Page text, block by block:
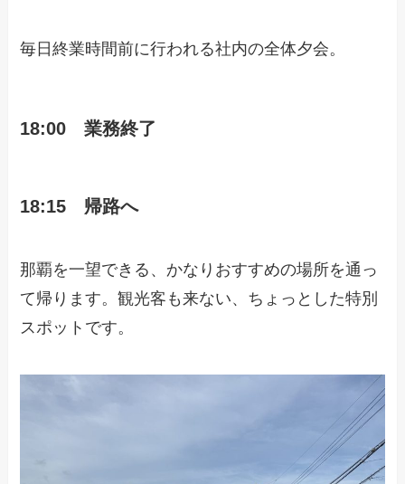
毎日終業時間前に行われる社内の全体夕会。
18:00 業務終了
18:15 帰路へ
那覇を一望できる、かなりおすすめの場所を通っ
て帰ります。観光客も来ない、ちょっとした特別
スポットです。